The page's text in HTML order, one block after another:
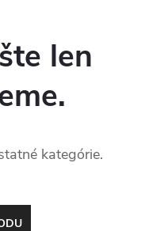
len
kategórie.